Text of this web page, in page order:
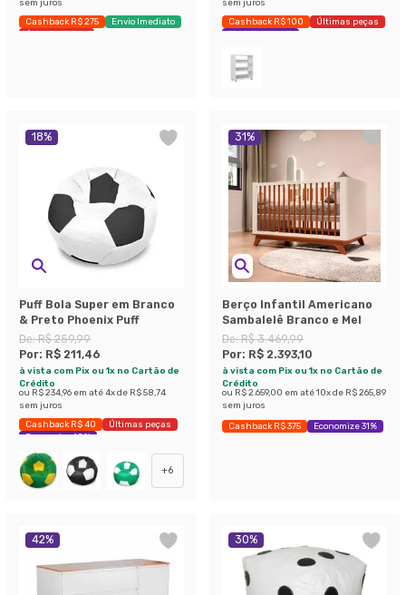
Cashback R$ 275
Envio Imediato
Últimas peças
Cashback R$ 100
Últimas peças
Economize 39%
18%
Puff Bola Super em Branco
& Preto Phoenix Puff
De:R$ 259,99
Por: R$ 211,46
à vista com Pix ou 1x no Cartão de
Crédito
ou R$ 234,96 em até4x de R$ 58,74
sem juros
Cashback R$ 40
Últimas peças
Economize 18%
+6
31%
Berço Infantil Americano
Sambalelê Branco e Mel
De:R$ 3.469,99
Por: R$ 2.393,10
à vista com Pix ou 1x no Cartão de
Crédito
ou R$ 2.659,00 em até10x de R$ 265,89
sem juros
Cashback R$ 375 Economize 31%
42% 30%